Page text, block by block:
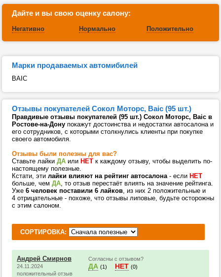
Дайте и вы свою оценку салону:
Негативно Нормально Положительно
Марки продаваемых автомибилей
BAIC
Отзывы покупателей Сокол Моторс, Baic (95 шт.)
Правдивые отзывы покупателей (95 шт.) Сокол Моторс, Baic в
Ростове-на-Дону покажут достоинства и недостатки автосалона и
его сотрудников, с которыми столкнулись клиенты при покупке
своего автомобиля.
Отзывы были полезны для вас?
Ставьте лайки ДА или НЕТ к каждому отзыву, чтобы выделить по-
настоящему полезные.
Кстати, эти лайки влияют на рейтинг автосалона- если НЕТ
больше, чем ДА, то отзыв перестаёт влиять на значение рейтинга.
Уже 6 человек поставили 6 лайков, из них 2 положительные и
4 отрицательные - похоже, что отзывы липовые, будьте осторожны
с этим салоном.
СОРТИРОВКА:
Андрей Смирнов
24.11.2024
положительный отзыв
Согласны с отзывом?
ДА (1) НЕТ (0)